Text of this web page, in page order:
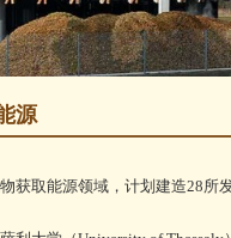
源
取能源领域，计划建造28所发